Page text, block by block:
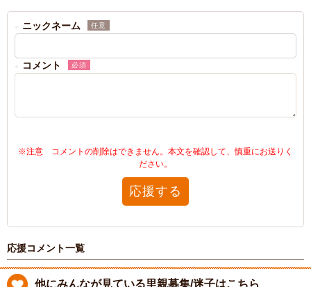
ニックネーム 任意
コメント 必須
※注意 コメントの削除はできません。本文を確認して、慎重にお送りく
ださい。
応援する
応援コメント一覧
他にみんなが見ている里親募集/迷子はこちら